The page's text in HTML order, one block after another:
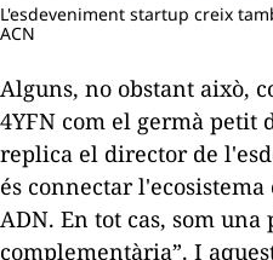
L'esdeveniment startup creix
ACN
Alguns, no obstant això,
4YFN com el germà petit
replica el director de
és connectar
ADN. En tot cas, som
complementària”. I